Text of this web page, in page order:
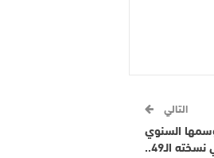
التالي
السنوي
الـ49..